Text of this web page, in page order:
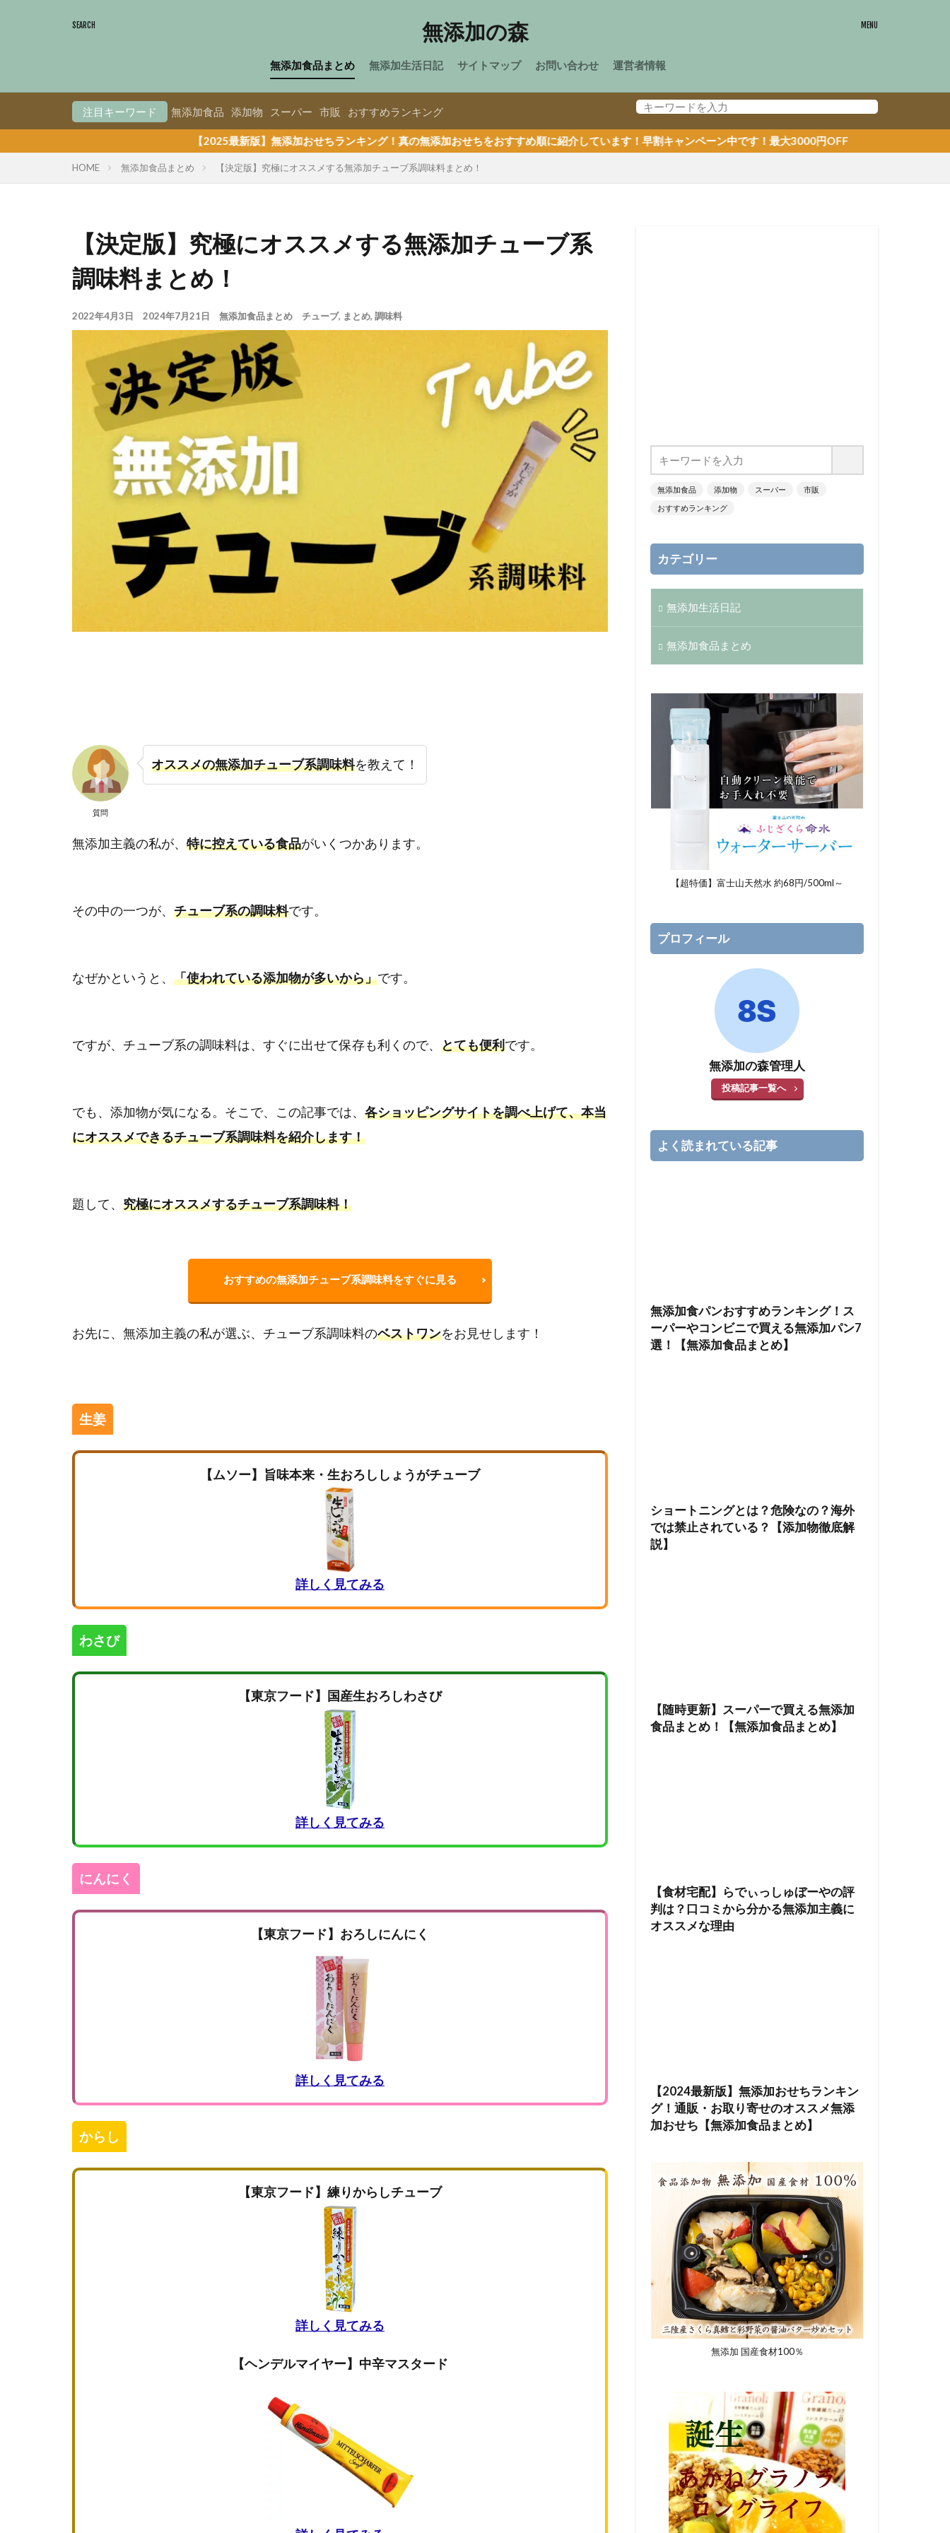
無添加の森
無添加食品まとめ 無添加生活日記 サイトマップ お問い合わせ 運営者情報
注目キーワード 無添加食品 添加物 スーパー 市販 おすすめランキング
【2025最新版】無添加おせちランキング！真の無添加おせちをおすすめ順に紹介しています！早割キャンペーン中です！最大3000円OFF
HOME 無添加食品まとめ 【決定版】究極にオススメする無添加チューブ系調味料まとめ！
【決定版】究極にオススメする無添加チューブ系
調味料まとめ！
2022年4月3日 2024年7月21日 無添加食品まとめ チューブ, まとめ, 調味料
質問
オススメの無添加チューブ系調味料を教えて！
無添加主義の私が、 特に控えている食品がいくつかあります。
その中の一つが、 チューブ系の調味料です。
なぜかというと、 「使われている添加物が多いから」です。
ですが、チューブ系の調味料は、すぐに出せて保存も利くので、 とても便利です。
でも、添加物が気になる。そこで、この記事では、 各ショッピングサイトを調べ上げて、本当
にオススメできるチューブ系調味料を紹介します！
題して、 究極にオススメするチューブ系調味料！
おすすめの無添加チューブ系調味料をすぐに見る
お先に、無添加主義の私が選ぶ、チューブ系調味料のベストワンをお見せします！
生姜
【ムソー】旨味本来・生おろししょうがチューブ
詳しく見てみる
わさび
【東京フード】国産生おろしわさび
詳しく見てみる
にんにく
【東京フード】おろしにんにく
詳しく見てみる
からし
【東京フード】練りからしチューブ
詳しく見てみる
【ヘンデルマイヤー】中辛マスタード
無添加食品 添加物 スーパー
市販
おすすめランキング
カテゴリー
無添加生活日記
無添加食品まとめ
【超特価】富士山天然水 約68円/500ml～
プロフィール
無添加の森管理人
投稿記事一覧へ
よく読まれている記事
無添加食パンおすすめランキング！ス
ーパーやコンビニで買える無添加パン7
選！【無添加食品まとめ】
ショートニングとは？危険なの？海外
では禁止されている？【添加物徹底解
説】
【随時更新】スーパーで買える無添加
食品まとめ！【無添加食品まとめ】
【食材宅配】らでぃっしゅぼーやの評
判は？口コミから分かる無添加主義に
オススメな理由
【2024最新版】無添加おせちランキン
グ！通販・お取り寄せのオススメ無添
加おせち【無添加食品まとめ】
無添加 国産食材100％